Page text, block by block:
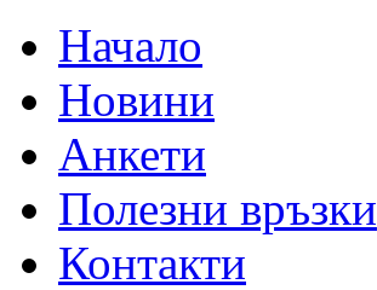
Начало
Новини
Анкети
Полезни връзки
Контакти